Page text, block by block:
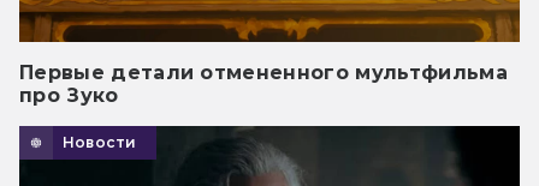
Первые детали отмененного мультфильма
про Зуко
Новости